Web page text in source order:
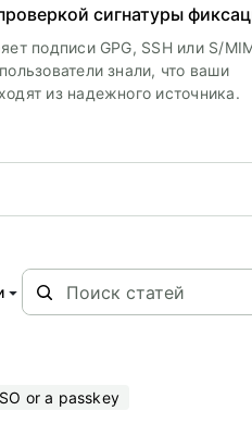
сигнатуры
подписи GPG, SSH или S/
знали, что ваши
из надежного источника.
or a passkey